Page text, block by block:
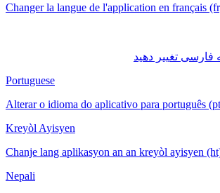
Changer la langue de l'application en français
Portuguese
Alterar o idioma do aplicativo para português
Kreyòl Ayisyen
Chanje lang aplikasyon an an kreyòl ayisyen
Nepali